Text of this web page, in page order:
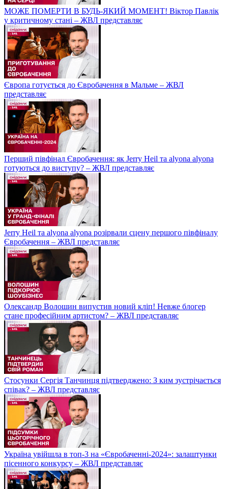
МОЖЕ ПОМЕРТИ В БУДЬ-ЯКИЙ МОМЕНТ! Віктор Павлік
у критичному стані – ЖВЛ представляє
Європа готується до Євробачення в Мальме – ЖВЛ
представляє
Перший півфінал Євробачення: як Jerry Heil та alyona alyona
готуються до виступу? – ЖВЛ представляє
Jerry Heil та аlyona аlyona розірвали сцену першого півфіналу
Євробачення – ЖВЛ представляє
Олександр Волошин випустив новий кліп! Невже блогер
стане професійним артистом? – ЖВЛ представляє
Стосунки Сергія Танчинця підтверджено: З ким зустрічається
співак? – ЖВЛ представляє
Україна увійшла в топ-3 на «Євробаченні-2024»: залаштунки
пісенного конкурсу – ЖВЛ представляє